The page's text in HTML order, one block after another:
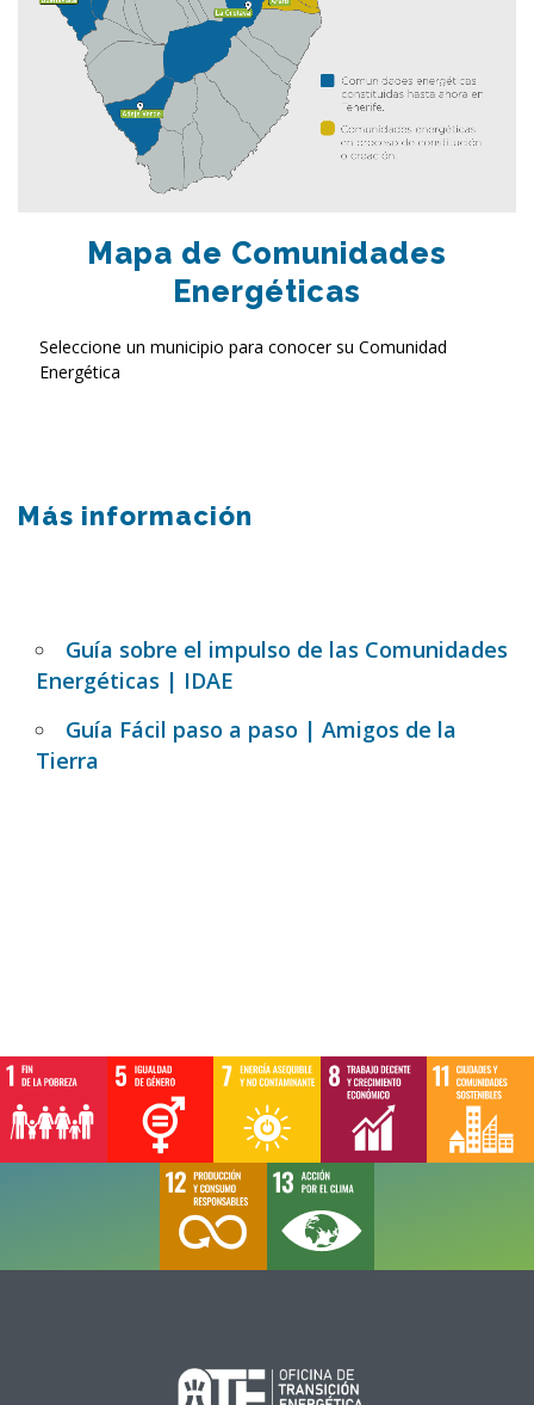
Mapa de Comunidades
Energéticas
Seleccione un municipio para conocer su Comunidad
Energética
Más información
Guía sobre el impulso de las Comunidades
Energéticas | IDAE
Guía Fácil paso a paso | Amigos de la
Tierra